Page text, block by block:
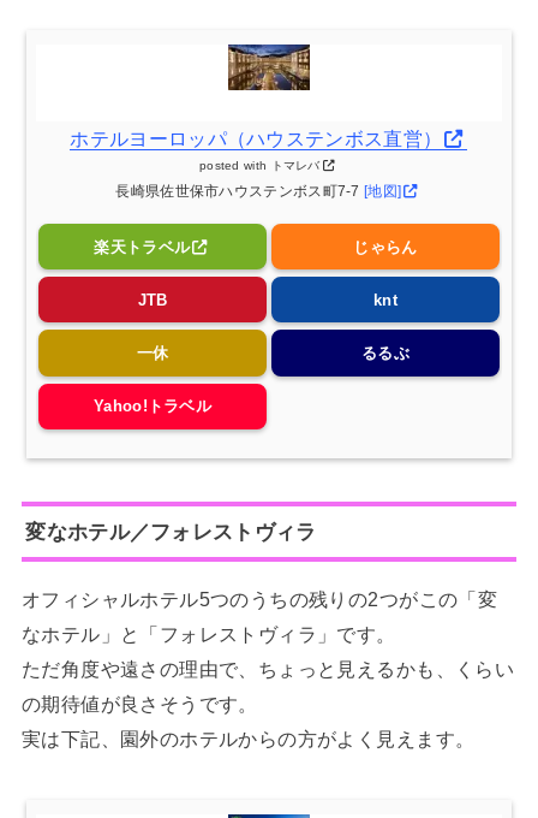
ホテルヨーロッパ（ハウステンボス直営）
posted with トマレバ
長崎県佐世保市ハウステンボス町7-7[地図]
楽天トラベル じゃらん
JTB knt
一休 るるぶ
Yahoo!トラベル
変なホテル／フォレストヴィラ
オフィシャルホテル5つのうちの残りの2つがこの「変
なホテル」と「フォレストヴィラ」です。
ただ角度や遠さの理由で、ちょっと見えるかも、くらい
の期待値が良さそうです。
実は下記、園外のホテルからの方がよく見えます。